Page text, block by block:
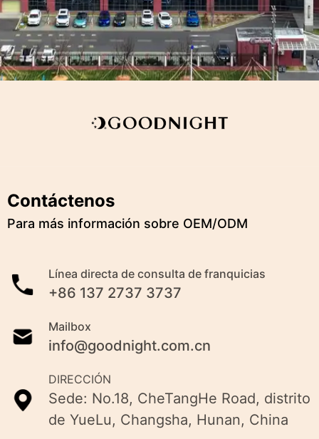
Contáctenos
Para más información sobre OEM/ODM
Línea directa de consulta de franquicias
+86 137 2737 3737
Mailbox
info@goodnight.com.cn
DIRECCIÓN
Sede: No.18, CheTangHe Road, distrito
de YueLu, Changsha, Hunan, China